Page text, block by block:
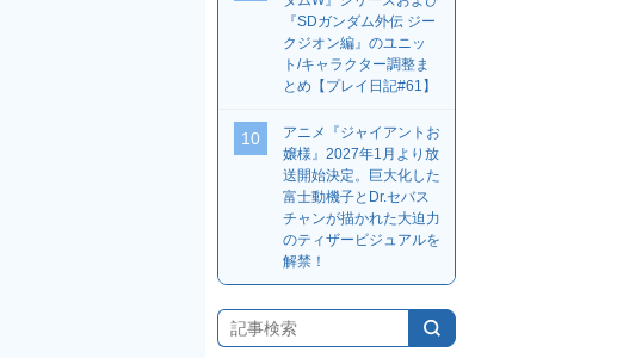
『SDガンダム外伝 ジー
クジオン編』のユニッ
ト/キャラクター調整ま
とめ【プレイ日記#61】
10
アニメ『ジャイアントお
嬢様』2027年1月より放
送開始決定。巨大化した
富士動機子とDr.セバス
チャンが描かれた大迫力
のティザービジュアルを
解禁！